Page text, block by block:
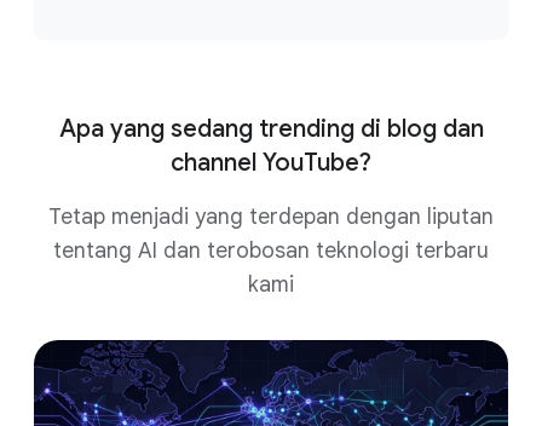
Apa yang sedang trending di blog dan
channel YouTube?
Tetap menjadi yang terdepan dengan liputan
tentang AI dan terobosan teknologi terbaru
kami